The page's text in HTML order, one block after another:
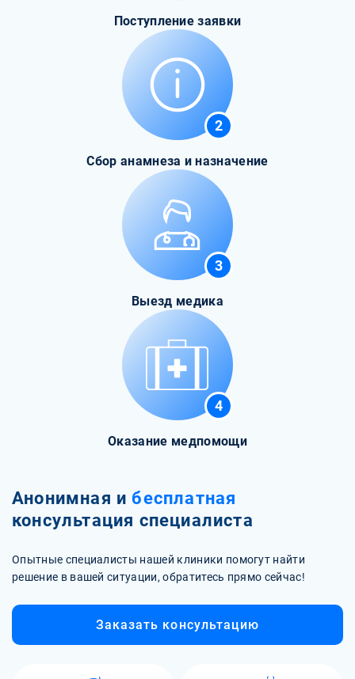
Поступление заявки
2
Сбор анамнеза и назначение
3
Выезд медика
4
Оказание медпомощи
Анонимная и бесплатная
консультация специалиста
Опытные специалисты нашей клиники помогут найти
решение в вашей ситуации, обратитесь прямо сейчас!
Заказать консультацию